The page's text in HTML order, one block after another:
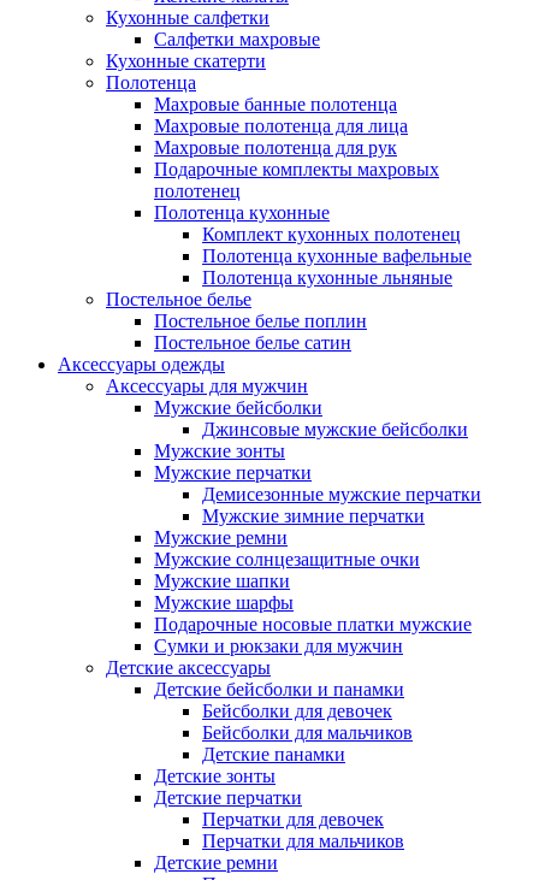
Кухонные салфетки
Салфетки махровые
Кухонные скатерти
Полотенца
Махровые банные полотенца
Махровые полотенца для лица
Махровые полотенца для рук
Подарочные комплекты махровых
полотенец
Полотенца кухонные
Комплект кухонных полотенец
Полотенца кухонные вафельные
Полотенца кухонные льняные
Постельное белье
Постельное белье поплин
Постельное белье сатин
Аксессуары одежды
Аксессуары для мужчин
Мужские бейсболки
Джинсовые мужские бейсболки
Мужские зонты
Мужские перчатки
Демисезонные мужские перчатки
Мужские зимние перчатки
Мужские ремни
Мужские солнцезащитные очки
Мужские шапки
Мужские шарфы
Подарочные носовые платки мужские
Сумки и рюкзаки для мужчин
Детские аксессуары
Детские бейсболки и панамки
Бейсболки для девочек
Бейсболки для мальчиков
Детские панамки
Детские зонты
Детские перчатки
Перчатки для девочек
Перчатки для мальчиков
Детские ремни